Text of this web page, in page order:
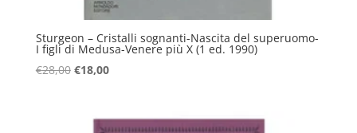
Sturgeon – Cristalli sognanti-Nascita del superuomo-
I figli di Medusa-Venere più X (1 ed. 1990)
€28,00 Il
era:
€18,00Il
è: